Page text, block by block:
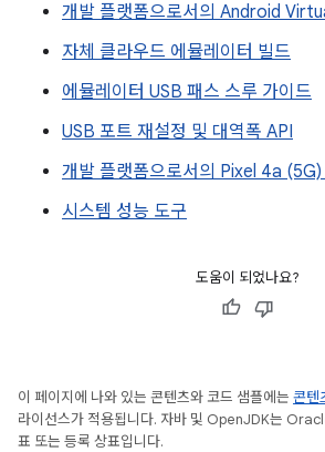
개발 플랫폼으로서의 Android
자체 클라우드 에뮬레이터 빌드
에뮬레이터 USB 패스 스루 가이드
USB 포트 재설정 및 대역폭 API
개발 플랫폼으로서의 Pixel 4a
시스템 성능 도구
도움이 되었나요?
이 페이지에 나와 있는 콘텐츠와 코드 샘플에는 콘텐
라이선스가 적용됩니다. 자바 및 OpenJDK는
표 또는 등록 상표입니다.